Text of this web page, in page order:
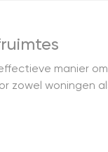
manier
zowel woningen